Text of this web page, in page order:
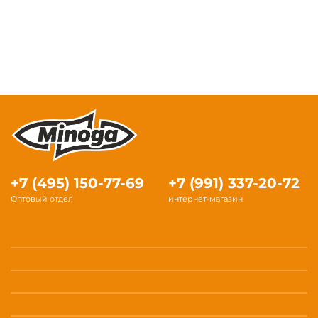
+7 (495) 150-77-69
Оптовый отдел
+7 (991) 337-20-72
интернет-магазин